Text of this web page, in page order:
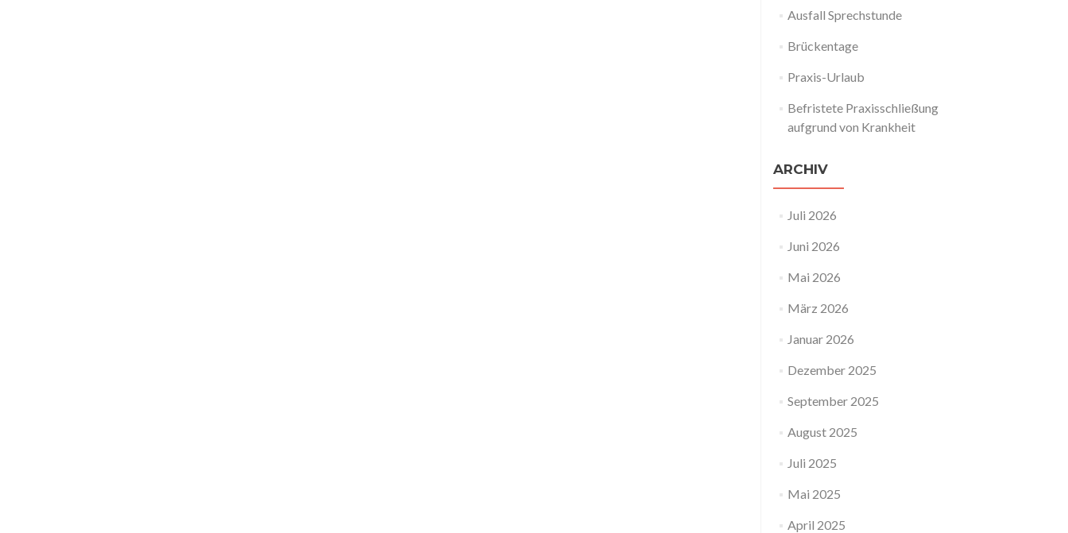
Ausfall Sprechstunde
Brückentage
Praxis-Urlaub
Befristete Praxisschließung
aufgrund von Krankheit
ARCHIV
Juli 2026
Juni 2026
Mai 2026
März 2026
Januar 2026
Dezember 2025
September 2025
August 2025
Juli 2025
Mai 2025
April 2025